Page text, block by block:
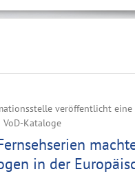
veröffentlicht eine
Kataloge
in der